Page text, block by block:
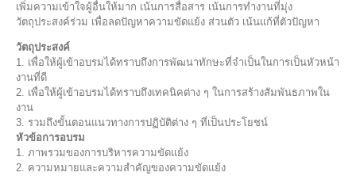
เพิ่มความเข้าใจผู้อื่นให้มาก เน้นการสื่อสาร เน้นการทำงานที่มุ่ง
วัตถุประสงค์ร่วม เพื่อลดปัญหาความขัดแย้ง ส่วนตัว เน้นแก้ที่ตัวปัญหา
วัตถุประสงค์
1. เพื่อให้ผู้เข้าอบรมได้ทราบถึงการพัฒนาทักษะที่จำเป็นในการเป็นหัวหน้า
งานที่ดี
2. เพื่อให้ผู้เข้าอบรมได้ทราบถึงเทคนิคต่าง ๆ ในการสร้างสัมพันธภาพใน
งาน
3. รวมถึงขั้นตอนแนวทางการปฏิบัติต่าง ๆ ที่เป็นประโยชน์
หัวข้อการอบรม
1. ภาพรวมของการบริหารความขัดแย้ง
2. ความหมายและความสำคัญของความขัดแย้ง